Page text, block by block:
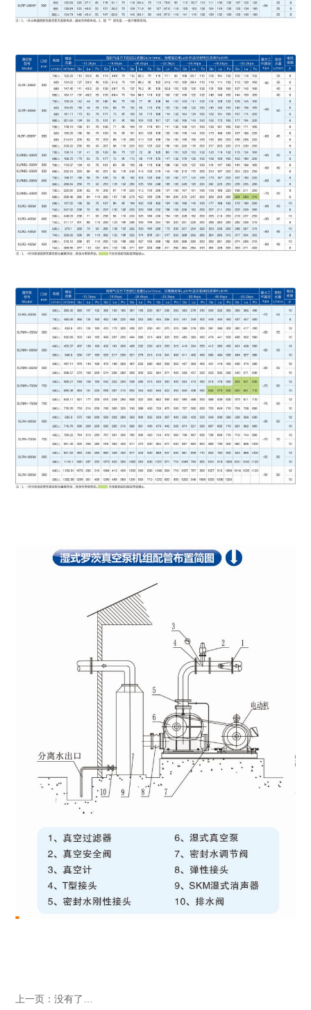
上一页：没有了…